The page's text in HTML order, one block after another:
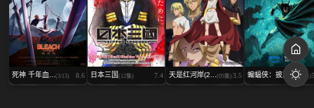
死神 千年血... (3/13) 8.6 日本三国 (12集) 7.4 天是红河岸(2... (05集)3.5 蝙蝠侠：披风...(10集)